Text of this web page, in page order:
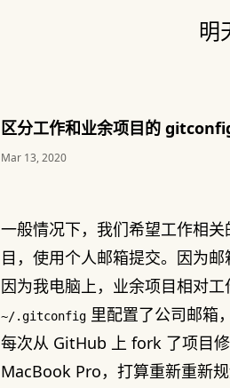
明
区分工作和业余项目的
Mar 13, 2020
一般情况下，我们希望工作相
目，使用个人邮箱提交。因为
因为我电脑上，业余项目相对
~/.gitconfig 里配置了公司邮箱
每次从 GitHub 上 fork 了项目
MacBook Pro，打算重新重新规